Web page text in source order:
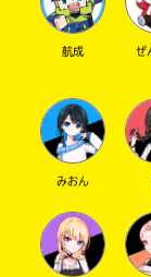
航成 ぜ
みおん